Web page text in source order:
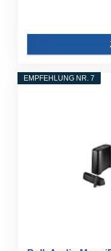
EMPFEHLUNG NR. 7